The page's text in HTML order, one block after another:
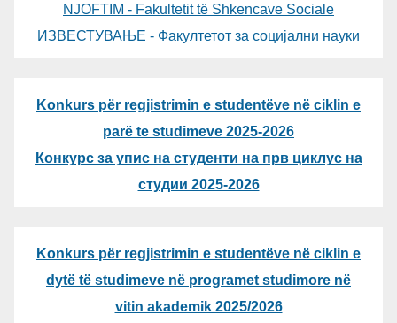
NJOFTIM - Fakultetit të Shkencave Sociale
ИЗВЕСТУВАЊЕ - Факултетот за социјални науки
Konkurs për regjistrimin e studentëve në ciklin e
parë te studimeve 2025-2026
Конкурс за упис на студенти на прв циклус на
студии 2025-2026
Konkurs për regjistrimin e studentëve në ciklin e
dytë të studimeve në programet studimore në
vitin akademik 2025/2026